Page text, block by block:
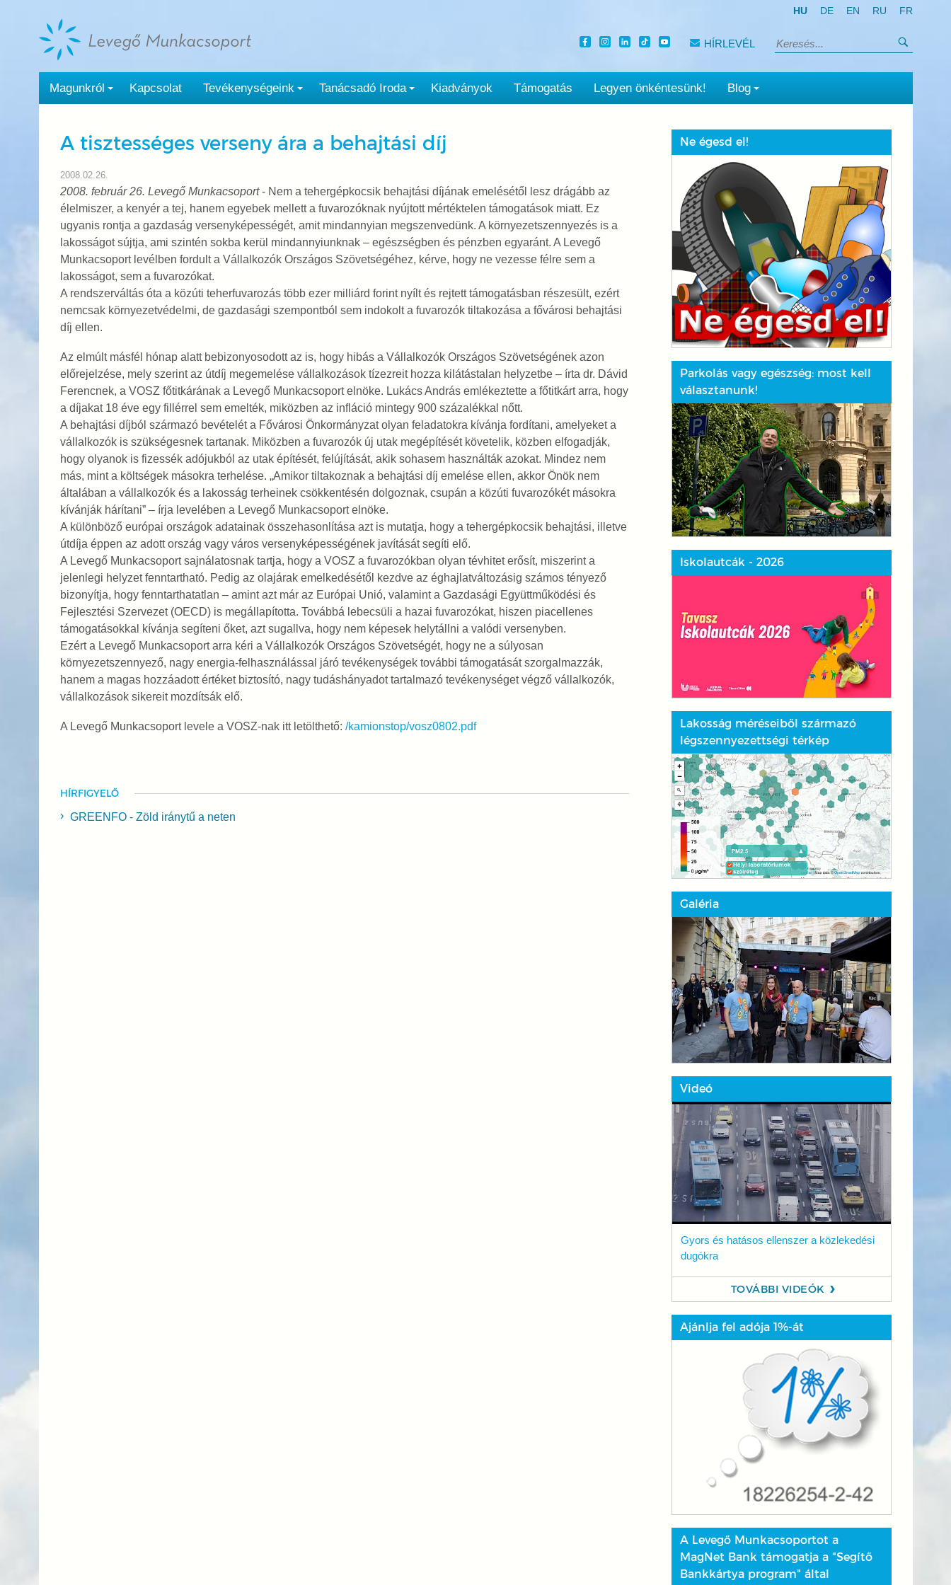
tartalomra
HU DE EN RU FR
HÍRLEVÉL Keresés:
Magunkról Kapcsolat Tevékenységeink Tanácsadó Iroda Kiadványok Támogatás Legyen önkéntesünk! Blog
A tisztességes verseny ára a behajtási díj
2008.02.26.
2008. február 26. Levegő Munkacsoport- Nem a tehergépkocsik behajtási díjának emelésétől lesz drágább az
élelmiszer, a kenyér a tej, hanem egyebek mellett a fuvarozóknak nyújtott mértéktelen támogatások miatt. Ez
ugyanis rontja a gazdaság versenyképességét, amit mindannyian megszenvedünk. A környezetszennyezés is a
lakosságot sújtja, ami szintén sokba kerül mindannyiunknak – egészségben és pénzben egyaránt. A Levegő
Munkacsoport levélben fordult a Vállalkozók Országos Szövetségéhez, kérve, hogy ne vezesse félre sem a
lakosságot, sem a fuvarozókat.
A rendszerváltás óta a közúti teherfuvarozás több ezer milliárd forint nyílt és rejtett támogatásban részesült, ezért
nemcsak környezetvédelmi, de gazdasági szempontból sem indokolt a fuvarozók tiltakozása a fővárosi behajtási
díj ellen.
Az elmúlt másfél hónap alatt bebizonyosodott az is, hogy hibás a Vállalkozók Országos Szövetségének azon
előrejelzése, mely szerint az útdíj megemelése vállalkozások tízezreit hozza kilátástalan helyzetbe – írta dr. Dávid
Ferencnek, a VOSZ főtitkárának a Levegő Munkacsoport elnöke. Lukács András emlékeztette a főtitkárt arra, hogy
a díjakat 18 éve egy fillérrel sem emelték, miközben az infláció mintegy 900 százalékkal nőtt.
A behajtási díjból származó bevételét a Fővárosi Önkormányzat olyan feladatokra kívánja fordítani, amelyeket a
vállalkozók is szükségesnek tartanak. Miközben a fuvarozók új utak megépítését követelik, közben elfogadják,
hogy olyanok is fizessék adójukból az utak építését, felújítását, akik sohasem használták azokat. Mindez nem
más, mint a költségek másokra terhelése. „Amikor tiltakoznak a behajtási díj emelése ellen, akkor Önök nem
általában a vállalkozók és a lakosság terheinek csökkentésén dolgoznak, csupán a közúti fuvarozókét másokra
kívánják hárítani” – írja levelében a Levegő Munkacsoport elnöke.
A különböző európai országok adatainak összehasonlítása azt is mutatja, hogy a tehergépkocsik behajtási, illetve
útdíja éppen az adott ország vagy város versenyképességének javítását segíti elő.
A Levegő Munkacsoport sajnálatosnak tartja, hogy a VOSZ a fuvarozókban olyan tévhitet erősít, miszerint a
jelenlegi helyzet fenntartható. Pedig az olajárak emelkedésétől kezdve az éghajlatváltozásig számos tényező
bizonyítja, hogy fenntarthatatlan – amint azt már az Európai Unió, valamint a Gazdasági Együttműködési és
Fejlesztési Szervezet (OECD) is megállapította. Továbbá lebecsüli a hazai fuvarozókat, hiszen piacellenes
támogatásokkal kívánja segíteni őket, azt sugallva, hogy nem képesek helytállni a valódi versenyben.
Ezért a Levegő Munkacsoport arra kéri a Vállalkozók Országos Szövetségét, hogy ne a súlyosan
környezetszennyező, nagy energia-felhasználással járó tevékenységek további támogatását szorgalmazzák,
hanem a magas hozzáadott értéket biztosító, nagy tudáshányadot tartalmazó tevékenységet végző vállalkozók,
vállalkozások sikereit mozdítsák elő.
A Levegő Munkacsoport levele a VOSZ-nak itt letölthető: /kamionstop/vosz0802.pdf
HÍRFIGYELŐ
GREENFO - Zöld iránytű a neten
Ne égesd el!
Parkolás vagy egészség: most kell
választanunk!
Iskolautcák - 2026
Lakosság méréseiből származó
légszennyezettségi térkép
Galéria
Videó
Gyors és hatásos ellenszer a közlekedési
dugókra
TOVÁBBI VIDEÓK
Ajánlja fel adója 1%-át
A Levegő Munkacsoportot a
MagNet Bank támogatja a "Segítő
Bankkártya program" által